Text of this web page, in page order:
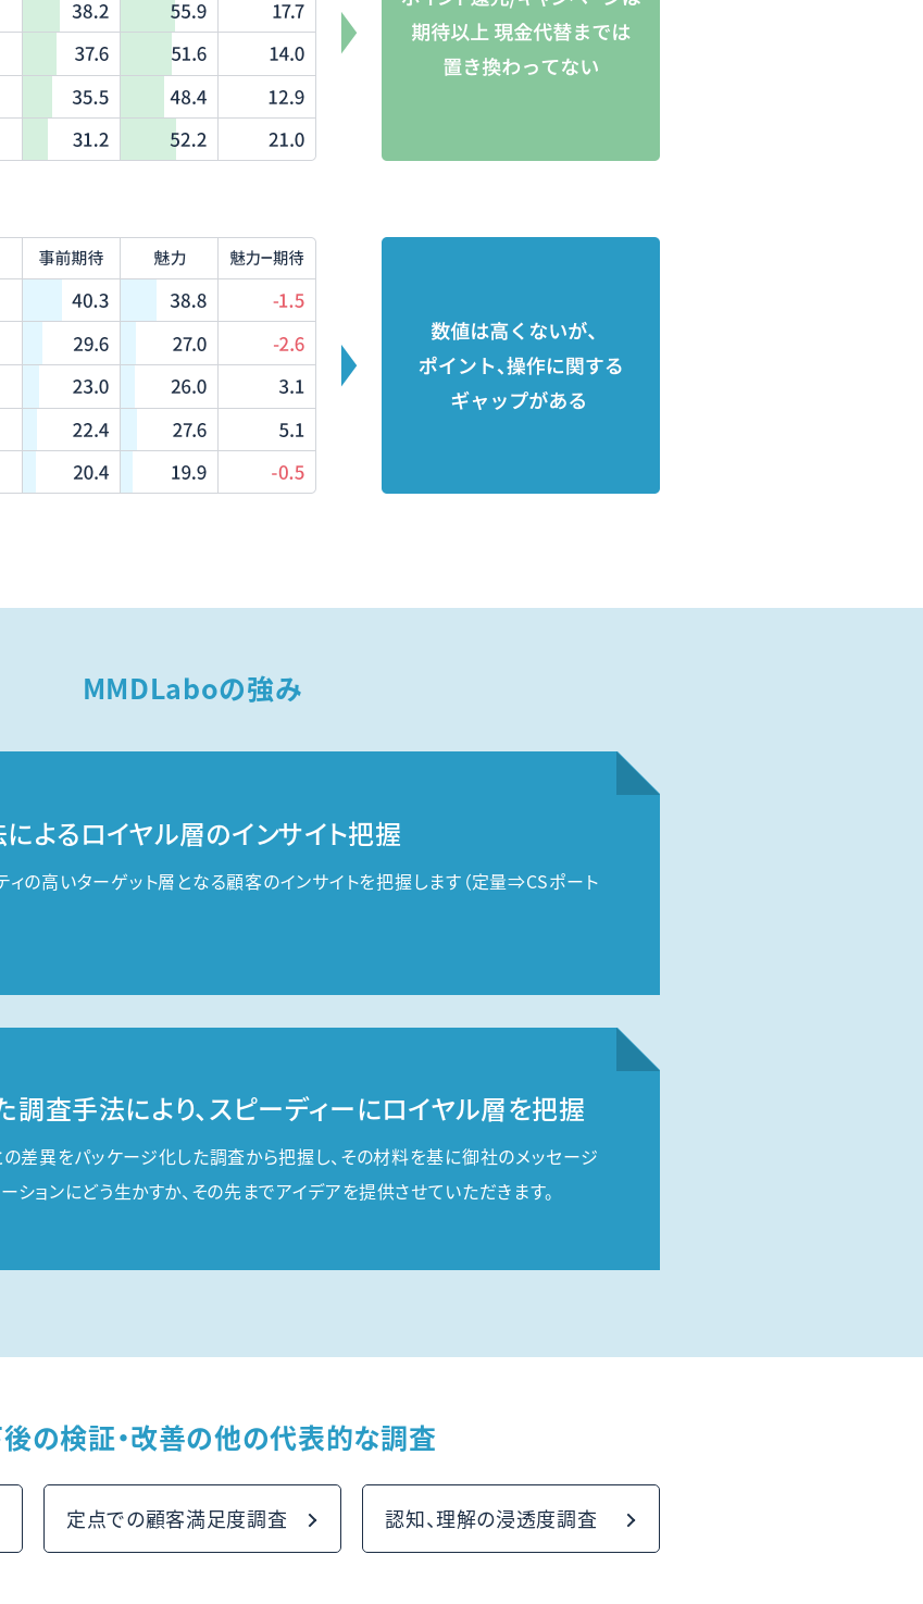
MMDLaboの強み
よるロイヤル層のインサイト把握
の高いターゲット層となる顧客のインサイトを把握します（定量⇒CSポート
調査手法により、スピーディーにロイヤル層を把握
差異をパッケージ化した調査から把握し、その材料を基に御社のメッセージ
ションにどう生かすか、その先までアイデアを提供させていただきます。
の検証・改善の他の代表的な調査
定点での顧客満足度調査 認知、理解の浸透度調査